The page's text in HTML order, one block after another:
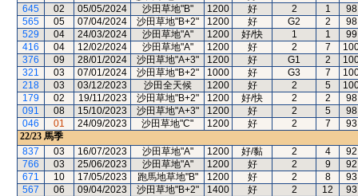
645
02 05/05/2024 沙田草地"B" 1200 好 2 1
98
565
05 07/04/2024 沙田草地"B+2" 1200 好 G2 2
98
529
04 24/03/2024 沙田草地"A" 1200 好/快 1 1
99
416
04 12/02/2024 沙田草地"A" 1200 好 2 7
376
09 28/01/2024 沙田草地"A+3" 1200 好 G1 2
321
03 07/01/2024 沙田草地"B+2" 1000 好 G3 7
218
03 03/12/2023 沙田全天候 1200 好 2 5
179
02 19/11/2023 沙田草地"B+2" 1200 好/快 2 2
98
091
08 15/10/2023 沙田草地"A+3" 1200 好 2 5
98
046
01 24/09/2023 沙田草地"C" 1200 好 2 7
93
22/23 馬季
837
03 16/07/2023 沙田草地"A" 1200 好/黏 2 4
92
766
03 25/06/2023 沙田草地"A" 1200 好 2 9
92
671
10 17/05/2023 跑馬地草地"B" 1200 好 2 8
93
567
06 09/04/2023 沙田草地"B+2" 1400 好 2 12
93